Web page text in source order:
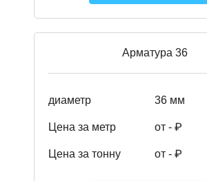
Арматура 36
диаметр 36 мм
Цена за метр от - ₽
Цена за тонну от - ₽